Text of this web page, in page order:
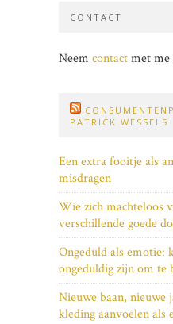
CONTACT
Neem contactmet me
PATRICK WESSELS
Een extra fooitje als
misdragen
Wie zich machteloos
verschillende goede
Ongeduld als emotie:
ongeduldig zijn om te
Nieuwe baan, nieuwe
kleding aanvoelen als